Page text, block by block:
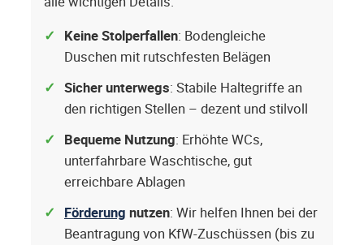
Keine Stolperfallen: Bodengleiche
Duschen mit rutschfesten Belägen
Sicher unterwegs: Stabile Haltegriffe an
den richtigen Stellen – dezent und stilvoll
Bequeme Nutzung: Erhöhte WCs,
unterfahrbare Waschtische, gut
erreichbare Ablagen
Förderung nutzen: Wir helfen Ihnen bei der
Beantragung von KfW-Zuschüssen (bis zu